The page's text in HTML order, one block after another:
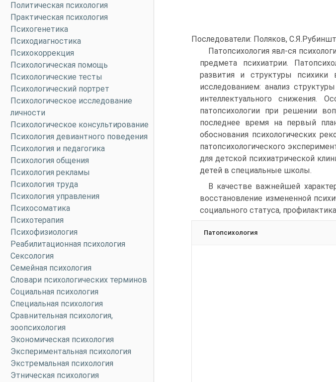
Политическая психология
Практическая психология
Психогенетика
Психодиагностика
Психокоррекция
Психологическая помощь
Психологические тесты
Психологический портрет
Психологическое исследование
личности
Психологическое консультирование
Психология девиантного поведения
Психология и педагогика
Психология общения
Психология рекламы
Психология труда
Психология управления
Психосоматика
Психотерапия
Психофизиология
Реабилитационная психология
Сексология
Семейная психология
Словари психологических терминов
Социальная психология
Специальная психология
Сравнительная психология,
зоопсихология
Экономическая психология
Экспериментальная психология
Экстремальная психология
Этническая психология
Последователи: Поляков,
Патопсихология явл-ся
предмета психиатрии.
развития и структуры психики
исследованием: анализ
интеллектуального снижения.
патопсихологии при решении
последнее время на первый
обоснования психологических
патопсихологического
для детской психиатрической
детей в специальные школы.
В качестве важнейшей
восстановление измененной
социального статуса,
Патопсихология